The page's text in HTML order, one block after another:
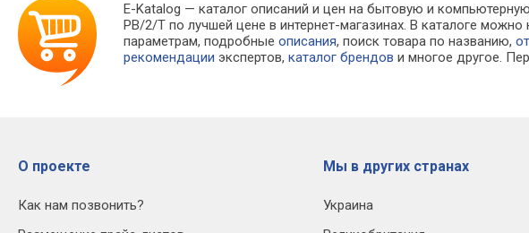
E-Katalog — каталог описаний и цен на бытовую и
PB/2/T по лучшей цене в интернет-магазинах. В каталоге
параметрам, подробныеописания, поиск товара по названию,
рекомендации экспертов,каталог брендов и многое другое.
О проекте
Как нам позвонить?
Мы в других странах
Украина